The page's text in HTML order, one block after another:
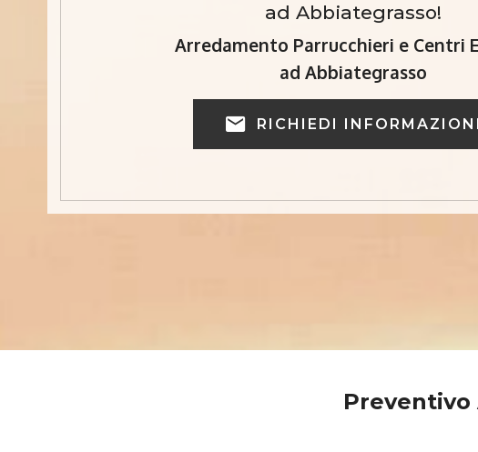
ad Abbiategrasso!
Arredamento Parrucchieri e Centri
ad Abbiategrasso
RICHIEDI INFORMAZIONI
Preventivo